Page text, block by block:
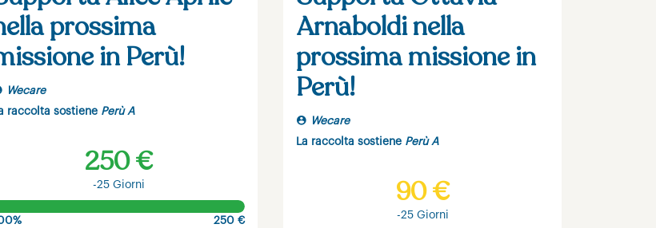
prossima
in Perù!
Wecare
raccolta sostiene Perù A
250 €
-25 Giorni
250 €
Arnaboldi nella
prossima missione in
Perù!
Wecare
La raccolta sostiene Perù A
90 €
-25 Giorni